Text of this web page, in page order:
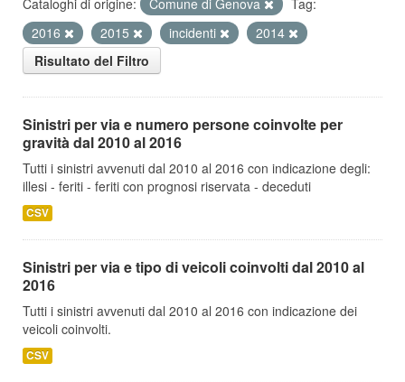
Cataloghi di origine:
Comune di Genova
Tag:
2016
2015 incidenti
2014
Risultato del Filtro
Sinistri per via e numero persone coinvolte per
gravità dal 2010 al 2016
Tutti i sinistri avvenuti dal 2010 al 2016 con indicazione degli:
illesi - feriti - feriti con prognosi riservata - deceduti
CSV
Sinistri per via e tipo di veicoli coinvolti dal 2010 al
2016
Tutti i sinistri avvenuti dal 2010 al 2016 con indicazione dei
veicoli coinvolti.
CSV